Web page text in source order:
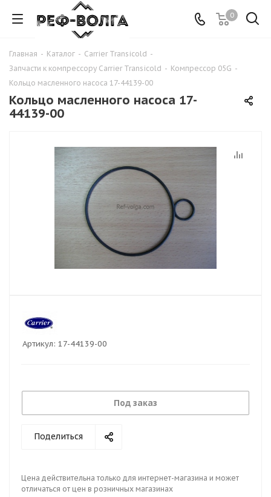
0
Главная - Каталог - Carrier Transicold -
Запчасти к компрессору Carrier Transicold - Компрессор 05G -
Кольцо масленного насоса 17-44139-00
Кольцо масленного насоса 17-
44139-00
Артикул: 17-44139-00
Под заказ
Поделиться
Цена действительна только для интернет-магазина и может
отличаться от цен в розничных магазинах